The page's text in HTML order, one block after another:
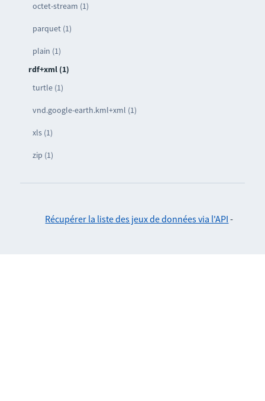
octet-stream (1)
parquet (1)
plain (1)
rdf+xml (1)
turtle (1)
vnd.google-earth.kml+xml (1)
xls (1)
zip (1)
Récupérer la liste des jeux de données via l'API -